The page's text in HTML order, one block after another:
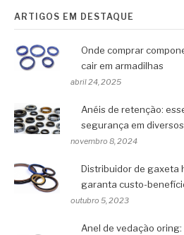
ARTIGOS EM DESTAQUE
Onde comprar
cair em armadilhas
abril 24, 2025
Anéis de retenção:
segurança em
novembro 8, 2024
Distribuidor de gaxeta
garanta custo-
outubro 5, 2023
Anel de vedação